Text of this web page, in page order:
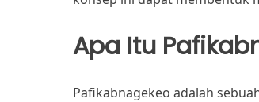
Apa Itu
Pafikabnagekeo adalah